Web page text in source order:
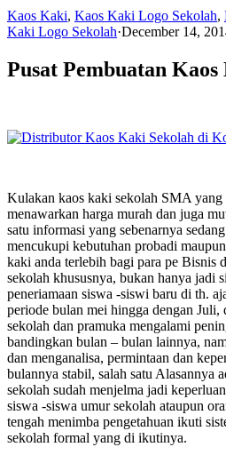
Kaos Kaki, Kaos Kaki Logo Sekolah,
Kaki Logo Sekolah·December 14,
Pusat Pembuatan
Kulakan kaos kaki sekolah SMA
menawarkan harga murah dan juga
satu informasi yang sebenarnya
mencukupi kebutuhan probadi
kaki anda terlebih bagi para pe Bisnis
sekolah khususnya, bukan hanya jadi
peneriamaan siswa -siswi baru di th.
periode bulan mei hingga dengan
sekolah dan pramuka mengalami
bandingkan bulan – bulan lainnya,
dan menganalisa, permintaan dan
bulannya stabil, salah satu Alasannya
sekolah sudah menjelma jadi
siswa -siswa umur sekolah ataupun
tengah menimba pengetahuan ikuti
sekolah formal yang di ikutinya.